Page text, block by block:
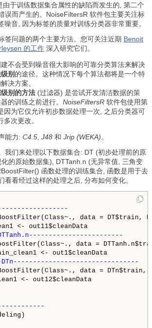
由于训练数据集合属性的缺陷而发生的, 第二个
误而产生的。NoiseFiltersR 软件包主要关注标
噪音, 因为标签的质量对训练分类器非常重要。
签问题的两个主要方法。您可关注近期 Benoit
的工作 深入研究它们。
不会受到噪音很大影响的可靠分类算法来解决
别 的途径。这种情况下每个算法都将是一个特
决方案。
别的方法 (过滤器) 是尝试开发清洁数据的策
的训练之前进行。 NoiseFiltersR 软件包使用第
因为它仅允许初步数据处理一次, 之后分类器可
多次更改。
能力: С4.5 J48 和 Jrip (WEKA)。
我们来处理以下数据集合: DT (初步处理前的原
的原始数据集), DTTanh.n (无异常值, 三角变
函数处理的训练集合, 函数是用于去
看看经过这样的处理之后, 分布如何变化。
data = DT$train,
<- out11$cleanData
data =
<- out1$cleanData
data = DTn$train,
<- out12$cleanData